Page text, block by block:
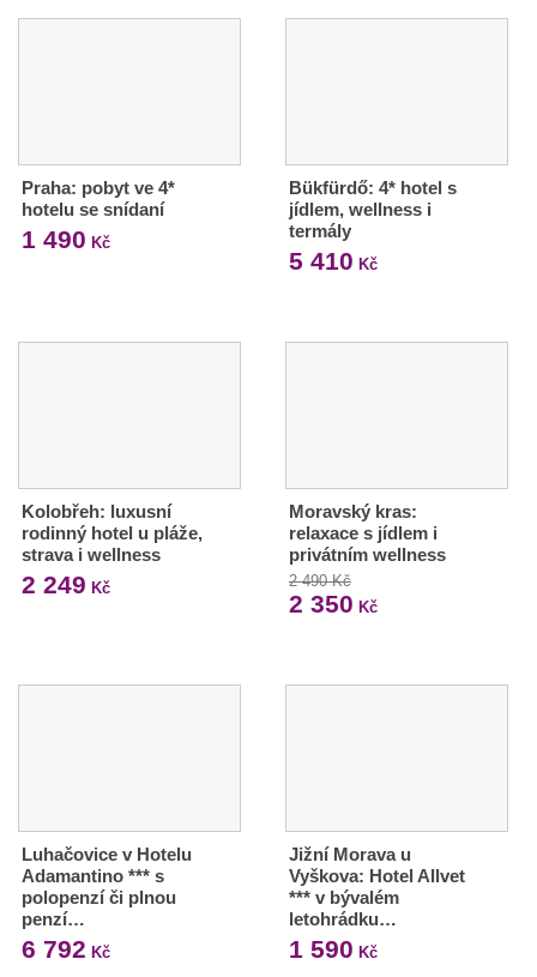
Praha: pobyt ve 4*
hotelu se snídaní
1 490 Kč
Bükfürdő: 4* hotel s
jídlem, wellness i
termály
5 410 Kč
Kolobřeh: luxusní
rodinný hotel u pláže,
strava i wellness
2 249 Kč
Moravský kras:
relaxace s jídlem i
privátním wellness
2 490 Kč
2 350 Kč
Luhačovice v Hotelu
Adamantino *** s
polopenzí či plnou
penzí…
6 792 Kč
Jižní Morava u
Vyškova: Hotel Allvet
*** v bývalém
letohrádku…
1 590 Kč